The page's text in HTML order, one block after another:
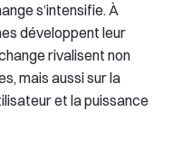
s’intensifie. À
développent leur
rivalisent non
mais aussi sur la
et la puissance